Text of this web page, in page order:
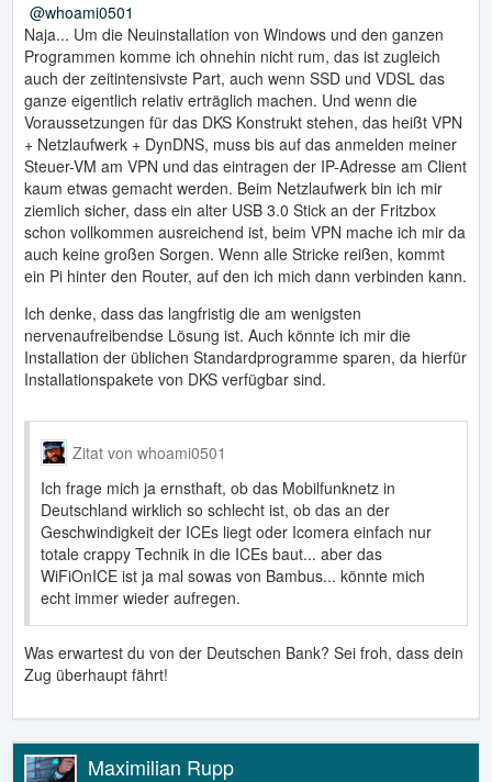
whoami0501
Naja... Um die Neuinstallation von Windows und den ganzen
Programmen komme ich ohnehin nicht rum, das ist zugleich
auch der zeitintensivste Part, auch wenn SSD und VDSL das
ganze eigentlich relativ erträglich machen. Und wenn die
Voraussetzungen für das DKS Konstrukt stehen, das heißt VPN
+ Netzlaufwerk + DynDNS, muss bis auf das anmelden meiner
Steuer-VM am VPN und das eintragen der IP-Adresse am Client
kaum etwas gemacht werden. Beim Netzlaufwerk bin ich mir
ziemlich sicher, dass ein alter USB 3.0 Stick an der Fritzbox
schon vollkommen ausreichend ist, beim VPN mache ich mir da
auch keine großen Sorgen. Wenn alle Stricke reißen, kommt
ein Pi hinter den Router, auf den ich mich dann verbinden kann.
Ich denke, dass das langfristig die am wenigsten
nervenaufreibendse Lösung ist. Auch könnte ich mir die
Installation der üblichen Standardprogramme sparen, da hierfür
Installationspakete von DKS verfügbar sind.
Zitat von whoami0501
Ich frage mich ja ernsthaft, ob das Mobilfunknetz in
Deutschland wirklich so schlecht ist, ob das an der
Geschwindigkeit der ICEs liegt oder Icomera einfach nur
totale crappy Technik in die ICEs baut... aber das
WiFiOnICE ist ja mal sowas von Bambus... könnte mich
echt immer wieder aufregen.
Was erwartest du von der Deutschen Bank? Sei froh, dass dein
Zug überhaupt fährt!
Maximilian Rupp